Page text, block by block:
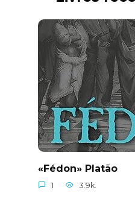
«Fédon» Platão
1 3.9k.